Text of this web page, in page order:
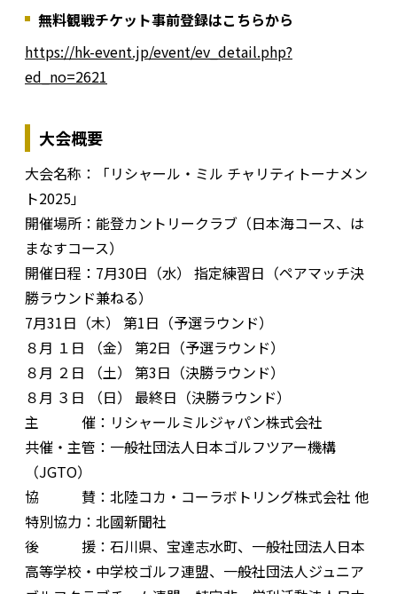
無料観戦チケット事前登録はこちらから
https://hk-event.jp/event/ev_detail.php?
ed_no=2621
大会概要
大会名称：「リシャール・ミル チャリティトーナメン
ト2025」
開催場所：能登カントリークラブ（日本海コース、は
まなすコース）
開催日程：7月30日（水） 指定練習日（ペアマッチ決
勝ラウンド兼ねる）
7月31日（木） 第1日（予選ラウンド）
８月 １日 （金） 第2日（予選ラウンド）
８月 ２日 （土） 第3日（決勝ラウンド）
８月 ３日 （日） 最終日（決勝ラウンド）
主 催：リシャールミルジャパン株式会社
共催・主管：一般社団法人日本ゴルフツアー機構
（JGTO）
協 賛：北陸コカ・コーラボトリング株式会社 他
特別協力：北國新聞社
後 援：石川県、宝達志水町、一般社団法人日本
高等学校・中学校ゴルフ連盟、一般社団法人ジュニア